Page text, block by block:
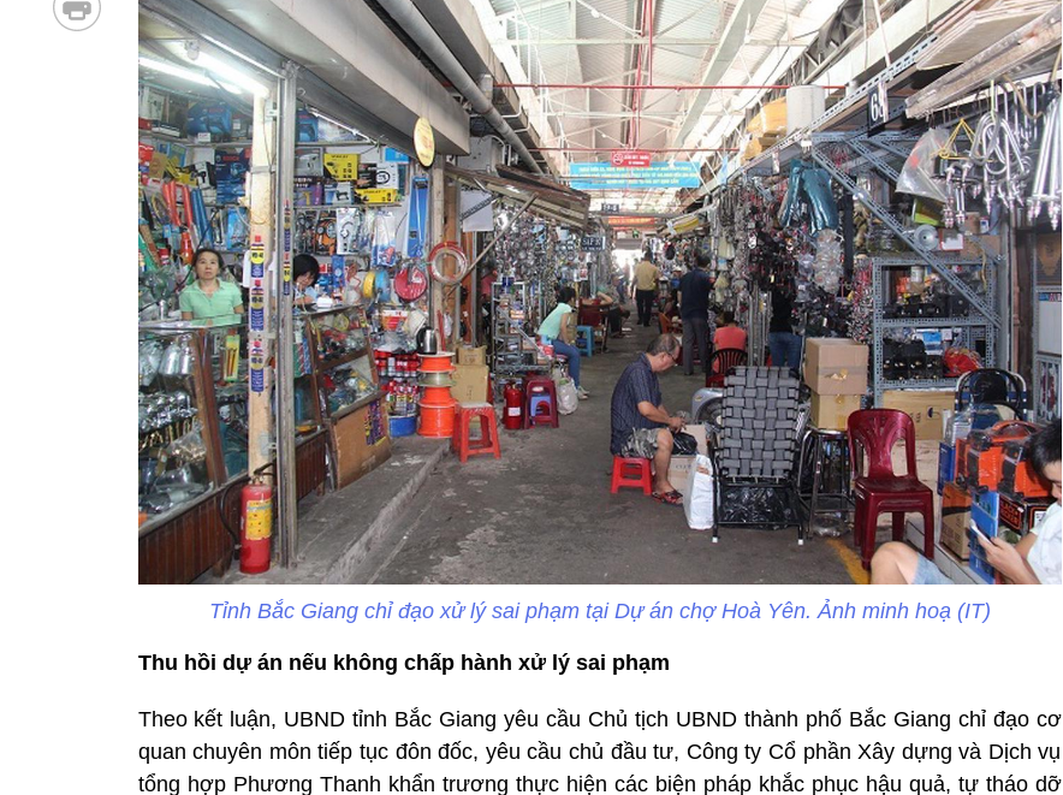
Tỉnh Bắc Giang chỉ đạo xử lý sai phạm tại Dự án chợ Hoà Yên. Ảnh minh hoạ (IT)
Thu hồi dự án nếu không chấp hành xử lý sai phạm
Theo kết luận, UBND tỉnh Bắc Giang yêu cầu Chủ tịch UBND thành phố Bắc Giang chỉ đạo cơ
quan chuyên môn tiếp tục đôn đốc, yêu cầu chủ đầu tư, Công ty Cổ phần Xây dựng và Dịch vụ
tổng hợp Phương Thanh khẩn trương thực hiện các biện pháp khắc phục hậu quả, tự tháo dỡ